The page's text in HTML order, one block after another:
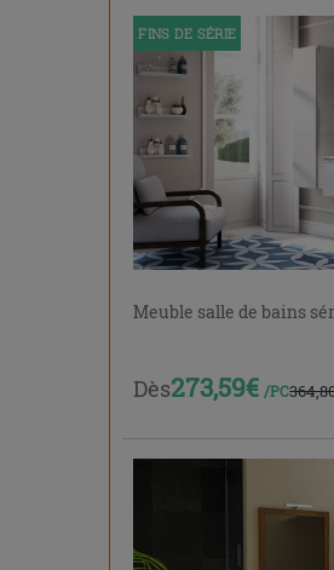
FINS DE SÉRIE
Meuble salle de bains
Dès273,59€ /PC